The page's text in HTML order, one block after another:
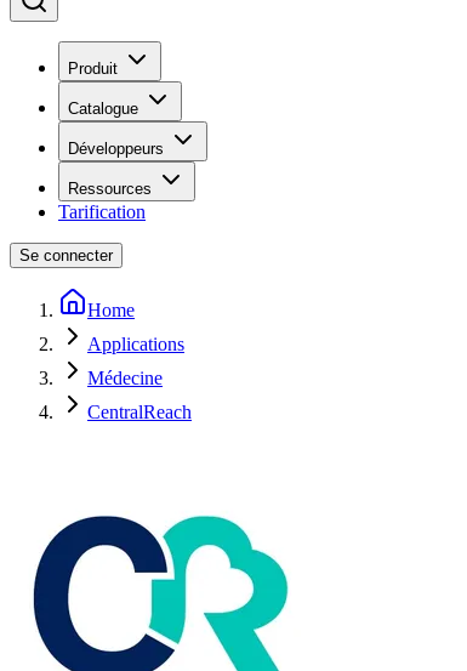
Produit
Catalogue
Développeurs
Ressources
Tarification
Se connecter
Home
Applications
Médecine
CentralReach